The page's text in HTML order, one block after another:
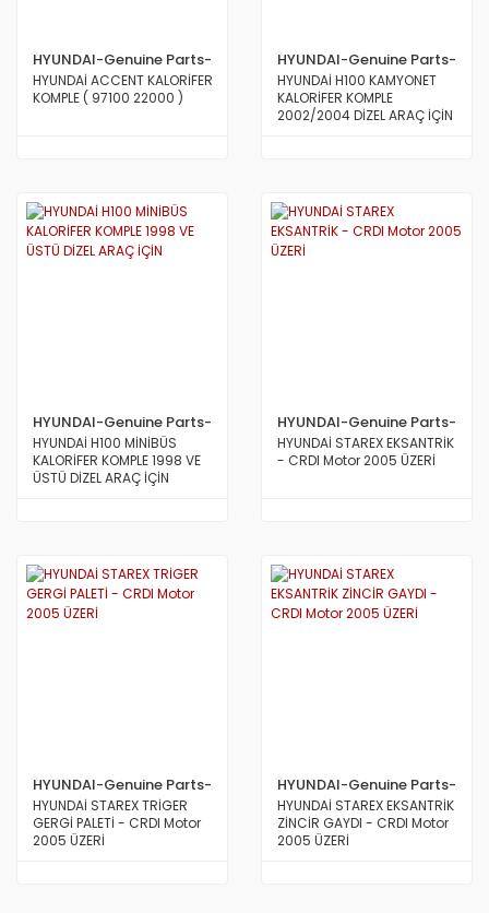
HYUNDAI-Genuine Parts-
MOBİS
HYUNDAİ ACCENT KALORİFER
KOMPLE ( 97100 22000 )
HYUNDAI-Genuine Parts-
MOBİS
HYUNDAİ H100 KAMYONET
KALORİFER KOMPLE
2002/2004 DİZEL ARAÇ İÇİN
HYUNDAI-Genuine Parts-
MOBİS
HYUNDAİ H100 MİNİBÜS
KALORİFER KOMPLE 1998 VE
ÜSTÜ DİZEL ARAÇ İÇİN
HYUNDAI-Genuine Parts-
MOBİS
HYUNDAİ STAREX EKSANTRİK
- CRDI Motor 2005 ÜZERİ
HYUNDAI-Genuine Parts-
MOBİS
HYUNDAİ STAREX TRİGER
GERGİ PALETİ - CRDI Motor
2005 ÜZERİ
HYUNDAI-Genuine Parts-
MOBİS
HYUNDAİ STAREX EKSANTRİK
ZİNCİR GAYDI - CRDI Motor
2005 ÜZERİ